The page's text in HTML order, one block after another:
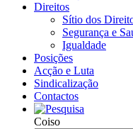
Direitos
Sítio dos
Segurança e
Igualdade
Posições
Acção e Luta
Sindicalização
Contactos
Coiso